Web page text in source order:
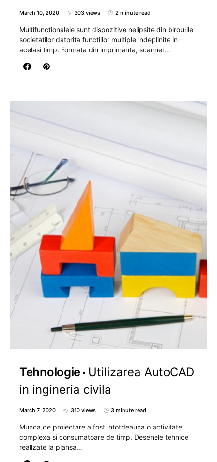
March 10, 2020 303 views 2 minute read
Multifunctionalele sunt dispozitive nelipsite din birourile
societatilor datorita functiilor multiple indeplinite in
acelasi timp. Formata din imprimanta, scanner…
Tehnologie
Utilizarea AutoCAD
in ingineria civila
March 7, 2020 310 views 3 minute read
Munca de proiectare a fost intotdeauna o activitate
complexa si consumatoare de timp. Desenele tehnice
realizate la plansa…